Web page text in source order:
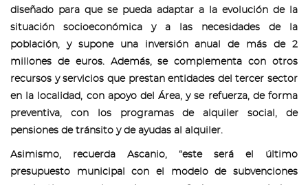
diseñado para que se pueda adaptar a la evolución de la
situación socioeconómica y a las necesidades de la
población, y supone una inversión anual de más de 2
millones de euros. Además, se complementa con otros
recursos y servicios que prestan entidades del tercer sector
en la localidad, con apoyo del Área, y se refuerza, de forma
preventiva, con los programas de alquiler social, de
pensiones de tránsito y de ayudas al alquiler.
Asimismo, recuerda Ascanio, “este será el último
presupuesto municipal con el modelo de subvenciones